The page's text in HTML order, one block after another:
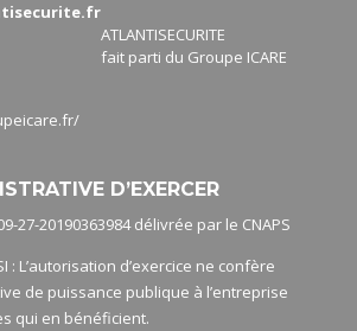
ATLANTISECURITE
fait parti du Groupe ICARE
D’EXERCER
27-20190363984 délivrée par le CNAPS
: L’autorisation d’exercice ne confère
de puissance publique à l’entreprise
qui en bénéficient.